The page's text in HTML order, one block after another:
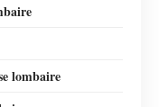
lombaire